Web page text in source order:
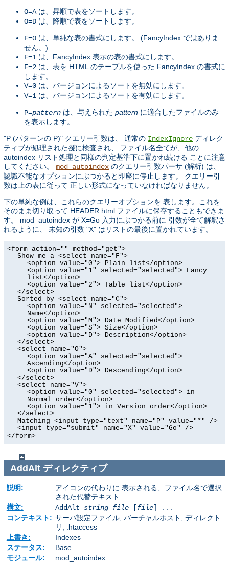
O=Aは、昇順で表をソートします。
O=D は、降順で表をソートします。
F=0 は、単純な表の書式にします。 (FancyIndex ではありま
せん。)
F=1 は、FancyIndex 表示の表の書式にします。
F=2 は、表を HTML のテーブルを使った FancyIndex の書式に
します。
V=0 は、バージョンによるソートを無効にします。
V=1 は、バージョンによるソートを有効にします。
P=pattern は、与えられた pattern に適合したファイルのみ
を表示します。
"P (パターンの P)" クエリー引数は、 通常の IndexIgnore ディレク
ティブが処理された後に検査され、 ファイル名全てが、他の
autoindex リスト処理と同様の判定基準下に置かれ続ける ことに注意
してください。 mod_autoindex のクエリー引数パーサ (解析) は、
認識不能なオプションにぶつかると即座に停止します。 クエリー引
数は上の表に従って 正しい形式になっていなければなりません。
下の単純な例は、これらのクエリーオプションを 表します。これを
そのまま切り取って HEADER.html ファイルに保存することもできま
す。 mod_autoindex が X=Go 入力にぶつかる前に 引数が全て解釈さ
れるように、 未知の引数 "X" はリストの最後に置かれています。
<form action="" method="get">
Show me a <select name="F">
<option value="0"> Plain list</option>
<option value="1" selected="selected"> Fancy
list</option>
<option value="2"> Table list</option>
</select>
Sorted by <select name="C">
<option value="N" selected="selected">
Name</option>
<option value="M"> Date Modified</option>
<option value="S"> Size</option>
<option value="D"> Description</option>
</select>
<select name="O">
<option value="A" selected="selected">
Ascending</option>
<option value="D"> Descending</option>
</select>
<select name="V">
<option value="0" selected="selected"> in
Normal order</option>
<option value="1"> in Version order</option>
</select>
Matching <input type="text" name="P" value="*" />
<input type="submit" name="X" value="Go" />
</form>
AddAltディレクティブ
説明:
アイコンの代わりに 表示される、ファイル名で選択
された代替テキスト
構文:
AddAlt string file[file] ...
コンテキスト: サーバ設定ファイル, バーチャルホスト, ディレクト
リ, .htaccess
上書き:
Indexes
ステータス:
Base
モジュール:
mod_autoindex